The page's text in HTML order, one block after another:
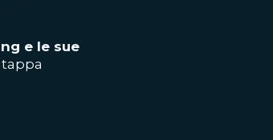
e le sue